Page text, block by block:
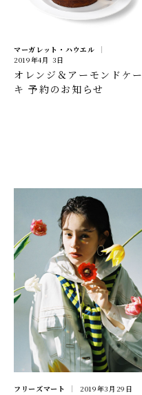
マーガレット・ハウエル
2019年4月 3日
オレンジ＆アーモンドケー
キ 予約のお知らせ
フリーズマート 2019年3月29日